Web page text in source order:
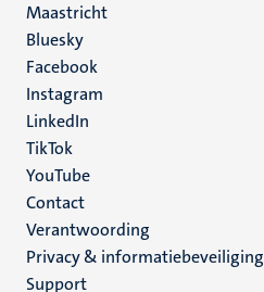
Maastricht
Social
media
Bluesky
Facebook
Instagram
LinkedIn
TikTok
YouTube
Menu
footer
(NL)
Contact
Verantwoording
Privacy & informatiebeveiliging
Support